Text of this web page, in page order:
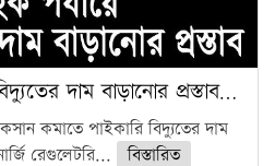
দাম বাড়ানোর প্রস্তাব…
কমাতে পাইকারি বিদ্যুতের দাম
রেগুলেটরি...
বিস্তারিত